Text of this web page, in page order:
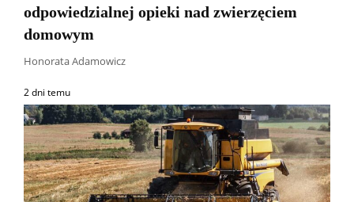
odpowiedzialnej opieki nad zwierzęciem
domowym
Honorata Adamowicz
2 dni temu